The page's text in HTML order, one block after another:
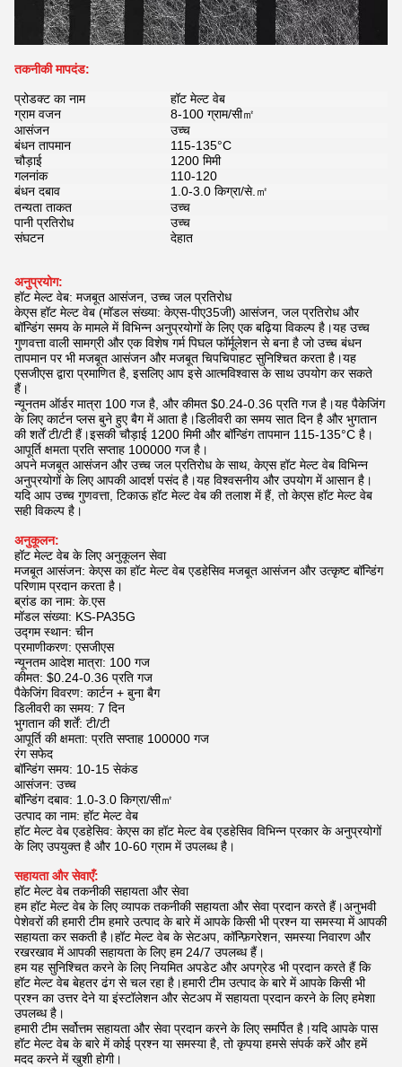
तकनीकी मापदंड:
प्रोडक्ट का नाम
हॉट मेल्ट वेब
ग्राम वजन
8-100 ग्राम/सी㎡
आसंजन
उच्च
बंधन तापमान
115-135°C
चौड़ाई
1200 मिमी
गलनांक
110-120
बंधन दबाव
1.0-3.0 किग्रा/से.㎡
तन्यता ताकत
उच्च
पानी प्रतिरोध
उच्च
संघटन
देहात
अनुप्रयोग:
हॉट मेल्ट वेब: मजबूत आसंजन, उच्च जल प्रतिरोध
केएस हॉट मेल्ट वेब (मॉडल संख्या: केएस-पीए35जी) आसंजन, जल प्रतिरोध और
बॉन्डिंग समय के मामले में विभिन्न अनुप्रयोगों के लिए एक बढ़िया विकल्प है।यह उच्च
गुणवत्ता वाली सामग्री और एक विशेष गर्म पिघल फॉर्मूलेशन से बना है जो उच्च बंधन
तापमान पर भी मजबूत आसंजन और मजबूत चिपचिपाहट सुनिश्चित करता है।यह
एसजीएस द्वारा प्रमाणित है, इसलिए आप इसे आत्मविश्वास के साथ उपयोग कर सकते
हैं।
न्यूनतम ऑर्डर मात्रा 100 गज है, और कीमत $0.24-0.36 प्रति गज है।यह पैकेजिंग
के लिए कार्टन प्लस बुने हुए बैग में आता है।डिलीवरी का समय सात दिन है और भुगतान
की शर्तें टी/टी हैं।इसकी चौड़ाई 1200 मिमी और बॉन्डिंग तापमान 115-135°C है।
आपूर्ति क्षमता प्रति सप्ताह 100000 गज है।
अपने मजबूत आसंजन और उच्च जल प्रतिरोध के साथ, केएस हॉट मेल्ट वेब विभिन्न
अनुप्रयोगों के लिए आपकी आदर्श पसंद है।यह विश्वसनीय और उपयोग में आसान है।
यदि आप उच्च गुणवत्ता, टिकाऊ हॉट मेल्ट वेब की तलाश में हैं, तो केएस हॉट मेल्ट वेब
सही विकल्प है।
अनुकूलन:
हॉट मेल्ट वेब के लिए अनुकूलन सेवा
मजबूत आसंजन: केएस का हॉट मेल्ट वेब एडहेसिव मजबूत आसंजन और उत्कृष्ट बॉन्डिंग
परिणाम प्रदान करता है।
ब्रांड का नाम: के.एस
मॉडल संख्या: KS-PA35G
उद्गम स्थान: चीन
प्रमाणीकरण: एसजीएस
न्यूनतम आदेश मात्रा: 100 गज
कीमत: $0.24-0.36 प्रति गज
पैकेजिंग विवरण: कार्टन + बुना बैग
डिलीवरी का समय: 7 दिन
भुगतान की शर्तें: टी/टी
आपूर्ति की क्षमता: प्रति सप्ताह 100000 गज
रंग सफेद
बॉन्डिंग समय: 10-15 सेकंड
आसंजन: उच्च
बॉन्डिंग दबाव: 1.0-3.0 किग्रा/सी㎡
उत्पाद का नाम: हॉट मेल्ट वेब
हॉट मेल्ट वेब एडहेसिव: केएस का हॉट मेल्ट वेब एडहेसिव विभिन्न प्रकार के अनुप्रयोगों
के लिए उपयुक्त है और 10-60 ग्राम में उपलब्ध है।
सहायता और सेवाएँ:
हॉट मेल्ट वेब तकनीकी सहायता और सेवा
हम हॉट मेल्ट वेब के लिए व्यापक तकनीकी सहायता और सेवा प्रदान करते हैं।अनुभवी
पेशेवरों की हमारी टीम हमारे उत्पाद के बारे में आपके किसी भी प्रश्न या समस्या में आपकी
सहायता कर सकती है।हॉट मेल्ट वेब के सेटअप, कॉन्फ़िगरेशन, समस्या निवारण और
रखरखाव में आपकी सहायता के लिए हम 24/7 उपलब्ध हैं।
हम यह सुनिश्चित करने के लिए नियमित अपडेट और अपग्रेड भी प्रदान करते हैं कि
हॉट मेल्ट वेब बेहतर ढंग से चल रहा है।हमारी टीम उत्पाद के बारे में आपके किसी भी
प्रश्न का उत्तर देने या इंस्टॉलेशन और सेटअप में सहायता प्रदान करने के लिए हमेशा
उपलब्ध है।
हमारी टीम सर्वोत्तम सहायता और सेवा प्रदान करने के लिए समर्पित है।यदि आपके पास
हॉट मेल्ट वेब के बारे में कोई प्रश्न या समस्या है, तो कृपया हमसे संपर्क करें और हमें
मदद करने में खुशी होगी।